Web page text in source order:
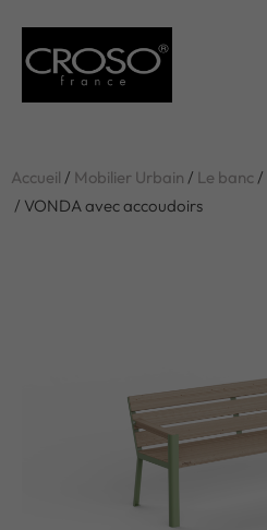
Accueil / Mobilier Urbain / Le banc /
/ VONDA avec accoudoirs